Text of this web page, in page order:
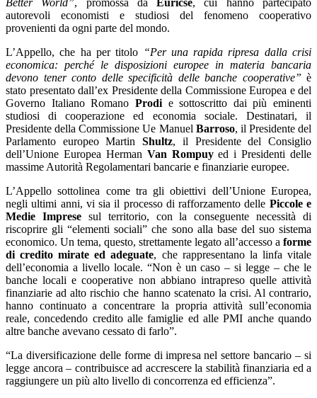
Better World”, promossa da Euricse, cui hanno partecipato
autorevoli economisti e studiosi del fenomeno cooperativo
provenienti da ogni parte del mondo.
L’Appello, che ha per titolo “Per una rapida ripresa dalla crisi
economica: perché le disposizioni europee in materia bancaria
devono tener conto delle specificità delle banche cooperative” è
stato presentato dall’ex Presidente della Commissione Europea e del
Governo Italiano Romano Prodie sottoscritto dai più eminenti
studiosi di cooperazione ed economia sociale. Destinatari, il
Presidente della Commissione Ue Manuel Barroso, il Presidente del
Parlamento europeo MartinShultz, il Presidente del Consiglio
dell’Unione Europea Herman Van Rompuyed i Presidenti delle
massime Autorità Regolamentari bancarie e finanziarie europee.
L’Appello sottolinea come tra gli obiettivi dell’Unione Europea,
negli ultimi anni, vi sia il processo di rafforzamento delle Piccole e
Medie Impresesul territorio, con la conseguente necessità di
riscoprire gli “elementi sociali” che sono alla base del suo sistema
economico. Un tema, questo, strettamente legato all’accesso a forme
di credito mirate ed adeguate, che rappresentano la linfa vitale
dell’economia a livello locale. “Non è un caso – si legge – che le
banche locali e cooperative non abbiano intrapreso quelle attività
finanziarie ad alto rischio che hanno scatenato la crisi. Al contrario,
hanno continuato a concentrare la propria attività sull’economia
reale, concedendo credito alle famiglie ed alle PMI anche quando
altre banche avevano cessato di farlo”.
“La diversificazione delle forme di impresa nel settore bancario – si
legge ancora – contribuisce ad accrescere la stabilità finanziaria ed a
raggiungere un più alto livello di concorrenza ed efficienza”.